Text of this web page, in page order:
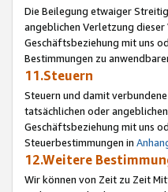
Die Beilegung etwaiger
angeblichen Verletzung
Geschäftsbeziehung mit uns
Bestimmungen zu
11.Steuern
Steuern und damit
tatsächlichen oder
Geschäftsbeziehung mit uns
Steuerbestimmungen in
12.Weitere
Wir können von Zeit zu Zeit